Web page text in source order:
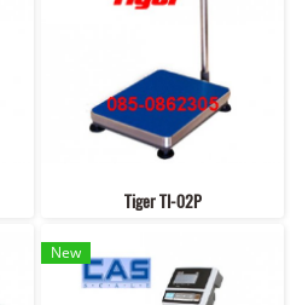
Tiger TI-02P
New